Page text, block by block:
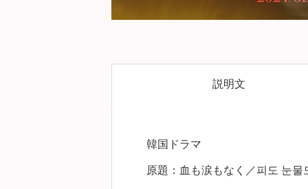
説明文
韓国ドラマ
原題：血も涙もなく／피도 눈물